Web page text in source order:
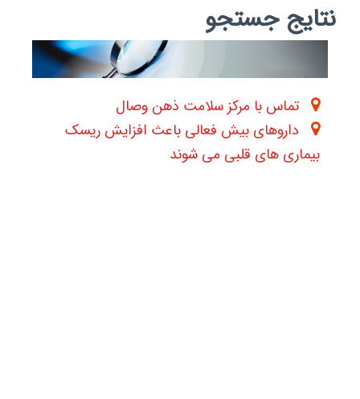
نتایج جستجو
تماس با مرکز سلامت ذهن وصال
داروهای بیش فعالی باعث افزایش ریسک
بیماری های قلبی می شوند